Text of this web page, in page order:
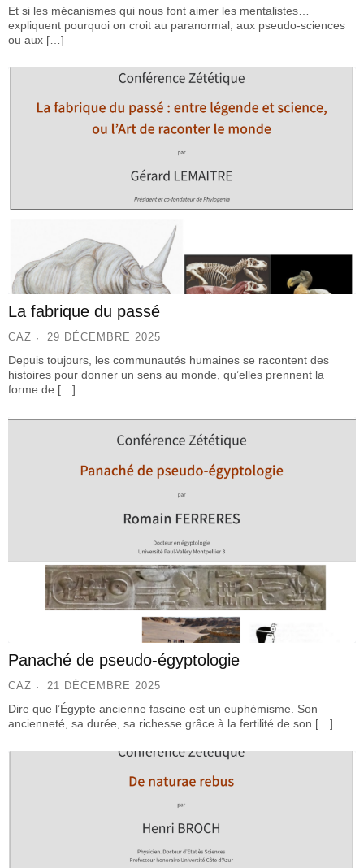
Et si les mécanismes qui nous font aimer les mentalistes…
expliquent pourquoi on croit au paranormal, aux pseudo-sciences
ou aux […]
La fabrique du passé
CAZ 29 DÉCEMBRE 2025
Depuis toujours, les communautés humaines se racontent des
histoires pour donner un sens au monde, qu’elles prennent la
forme de […]
Panaché de pseudo-égyptologie
CAZ 21 DÉCEMBRE 2025
Dire que l’Égypte ancienne fascine est un euphémisme. Son
ancienneté, sa durée, sa richesse grâce à la fertilité de son […]